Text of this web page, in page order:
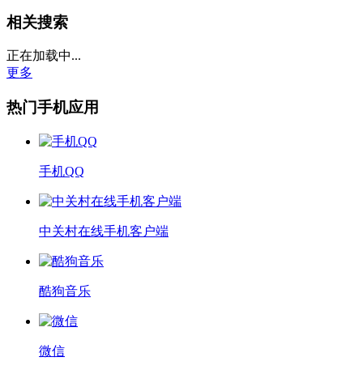
相关搜索
正在加载中...
更多
热门手机应用
手机QQ
中关村在线手机客户端
酷狗音乐
微信